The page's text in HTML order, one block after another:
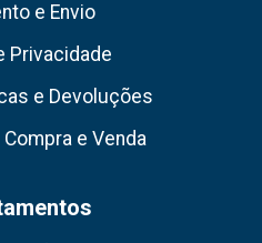
e Envio
Privacidade
e Devoluções
e Venda